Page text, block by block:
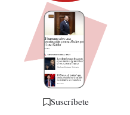
Suscríbete